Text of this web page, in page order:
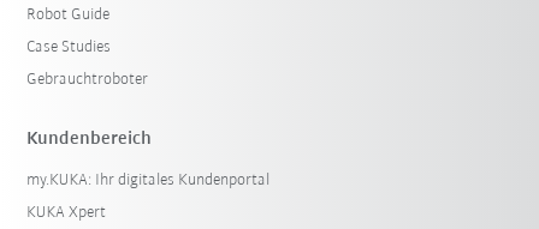
Robot Guide
Case Studies
Gebrauchtroboter
Kundenbereich
my.KUKA: Ihr digitales Kundenportal
KUKA Xpert